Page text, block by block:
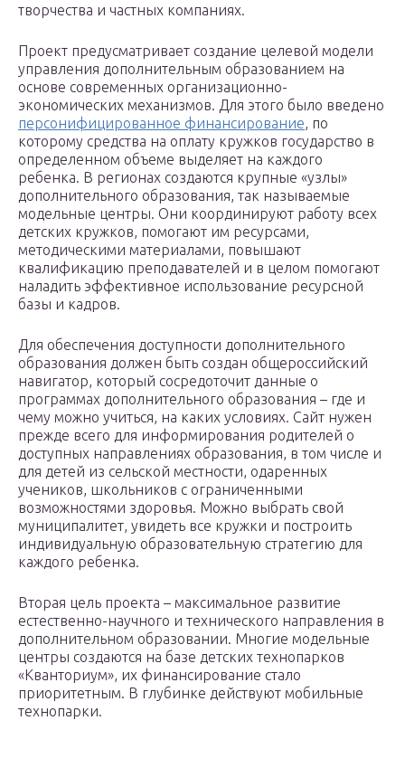
творчества и частных компаниях.
Проект предусматривает создание целевой модели
управления дополнительным образованием на
основе современных организационно-
экономических механизмов. Для этого было введено
персонифицированное финансирование, по
которому средства на оплату кружков государство в
определенном объеме выделяет на каждого
ребенка. В регионах создаются крупные «узлы»
дополнительного образования, так называемые
модельные центры. Они координируют работу всех
детских кружков, помогают им ресурсами,
методическими материалами, повышают
квалификацию преподавателей и в целом помогают
наладить эффективное использование ресурсной
базы и кадров.
Для обеспечения доступности дополнительного
образования должен быть создан общероссийский
навигатор, который сосредоточит данные о
программах дополнительного образования – где и
чему можно учиться, на каких условиях. Сайт нужен
прежде всего для информирования родителей о
доступных направлениях образования, в том числе и
для детей из сельской местности, одаренных
учеников, школьников с ограниченными
возможностями здоровья. Можно выбрать свой
муниципалитет, увидеть все кружки и построить
индивидуальную образовательную стратегию для
каждого ребенка.
Вторая цель проекта – максимальное развитие
естественно-научного и технического направления в
дополнительном образовании. Многие модельные
центры создаются на базе детских технопарков
«Кванториум», их финансирование стало
приоритетным. В глубинке действуют мобильные
технопарки.